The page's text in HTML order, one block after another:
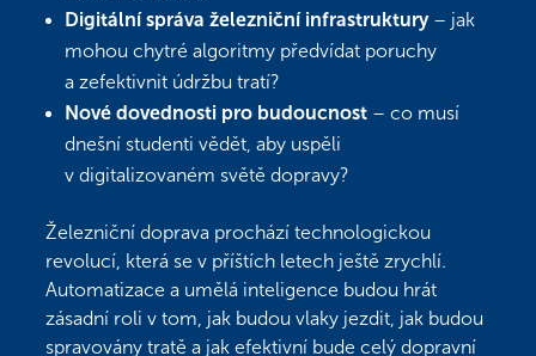
Digitální správa železniční infrastruktury– jak
mohou chytré algoritmy předvídat poruchy
a zefektivnit údržbu tratí?
Nové dovednosti pro budoucnost– co musí
dnešní studenti vědět, aby uspěli
v digitalizovaném světě dopravy?
Železniční doprava prochází technologickou
revolucí, která se v příštích letech ještě zrychlí.
Automatizace a umělá inteligence budou hrát
zásadní roli v tom, jak budou vlaky jezdit, jak budou
spravovány tratě a jak efektivní bude celý dopravní